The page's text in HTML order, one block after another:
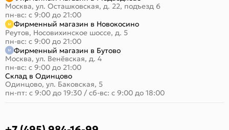
Москва, ул. Осташковская, д. 22, подъезд 6
пн-вс: с 9:00 до 21:00
Фирменный магазин в Новокосино
Реутов, Носовихинское шоссе, д. 5
пн-вс: с 9:00 до 21:00
Фирменный магазин в Бутово
Москва, ул. Венёвская, д. 4
пн-вс: с 9:00 до 21:00
Склад в Одинцово
Одинцово, ул. Баковская, 5
пн-пт: с 9:00 до 19:30 / сб-вс: с 9:00 до 18:00